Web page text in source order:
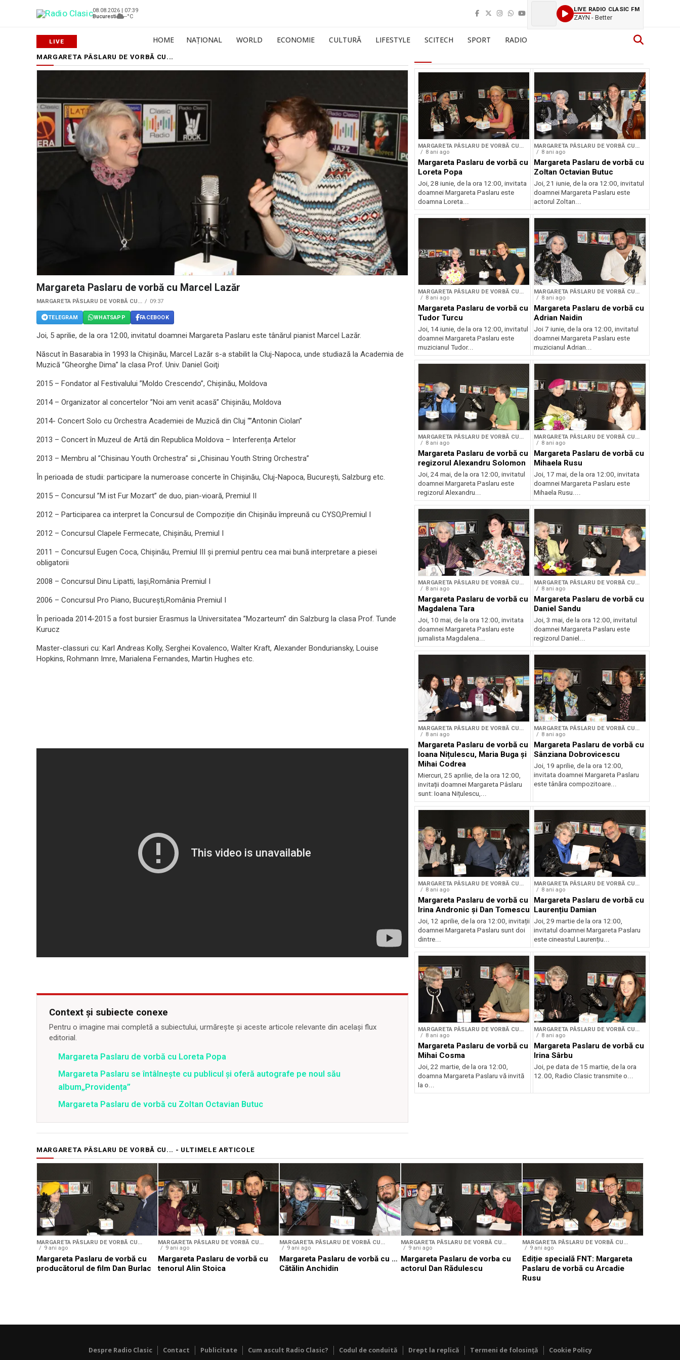
08.08.2026 | 07:39
Bucuresti
--°C
LIVE RADIO CLASIC FM
ZAYN - Better
HOME NAȚIONAL WORLD ECONOMIE CULTURĂ LIFESTYLE SCITECH SPORT RADIO
MARGARETA PÂSLARU DE VORBĂ CU...
Margareta Paslaru de vorbă cu Marcel Lazăr
MARGARETA PÂSLARU DE VORBĂ CU... 09:37
TELEGRAM WHATSAPP FACEBOOK
Joi, 5 aprilie, de la ora 12:00, invitatul doamnei Margareta Paslaru este tânărul pianist Marcel Lazăr.
Născut în Basarabia în 1993 la Chișinău, Marcel Lazăr s-a stabilit la Cluj-Napoca, unde studiază la Academia de
Muzică ”Gheorghe Dima” la clasa Prof. Univ. Daniel Goiţi
2015 – Fondator al Festivalului ”Moldo Crescendo”, Chișinău, Moldova
2014 – Organizator al concertelor ”Noi am venit acasă” Chișinău, Moldova
2014- Concert Solo cu Orchestra Academiei de Muzică din Cluj “”Antonin Ciolan”
2013 – Concert în Muzeul de Artă din Republica Moldova – Interferența Artelor
2013 – Membru al ”Chisinau Youth Orchestra” si „Chisinau Youth String Orchestra”
În perioada de studii: participare la numeroase concerte în Chișinău, Cluj-Napoca, București, Salzburg etc.
2015 – Concursul ”M ist Fur Mozart” de duo, pian-vioară, Premiul II
2012 – Participarea ca interpret la Concursul de Compoziție din Chișinău împreună cu CYSO,Premiul I
2012 – Concursul Clapele Fermecate, Chișinău, Premiul I
2011 – Concursul Eugen Coca, Chișinău, Premiul III și premiul pentru cea mai bună interpretare a piesei
obligatorii
2008 – Concursul Dinu Lipatti, Iași,România Premiul I
2006 – Concursul Pro Piano, București,România Premiul I
În perioada 2014-2015 a fost bursier Erasmus la Universitatea ”Mozarteum” din Salzburg la clasa Prof. Tunde
Kurucz
Master-classuri cu: Karl Andreas Kolly, Serghei Kovalenco, Walter Kraft, Alexander Bonduriansky, Louise
Hopkins, Rohmann Imre, Marialena Fernandes, Martin Hughes etc.
Context și subiecte conexe
Pentru o imagine mai completă a subiectului, urmărește și aceste articole relevante din același flux
editorial.
Margareta Paslaru de vorbă cu Loreta Popa
Margareta Paslaru se întâlnește cu publicul și oferă autografe pe noul său
album„Providența”
Margareta Paslaru de vorbă cu Zoltan Octavian Butuc
MARGARETA PÂSLARU DE VORBĂ CU...
8 ani ago
Margareta Paslaru de vorbă cu
Loreta Popa
Joi, 28 iunie, de la ora 12:00, invitata
doamnei Margareta Paslaru este
doamna Loreta...
MARGARETA PÂSLARU DE VORBĂ CU...
8 ani ago
Margareta Paslaru de vorbă cu
Zoltan Octavian Butuc
Joi, 21 iunie, de la ora 12:00, invitatul
doamnei Margareta Paslaru este
actorul Zoltan...
MARGARETA PÂSLARU DE VORBĂ CU...
8 ani ago
Margareta Paslaru de vorbă cu
Tudor Turcu
Joi, 14 iunie, de la ora 12:00, invitatul
doamnei Margareta Paslaru este
muzicianul Tudor...
MARGARETA PÂSLARU DE VORBĂ CU...
8 ani ago
Margareta Paslaru de vorbă cu
Adrian Naidin
Joi 7 iunie, de la ora 12:00, invitatul
doamnei Margareta Paslaru este
muzicianul Adrian...
MARGARETA PÂSLARU DE VORBĂ CU...
8 ani ago
Margareta Paslaru de vorbă cu
regizorul Alexandru Solomon
Joi, 24 mai, de la ora 12:00, invitatul
doamnei Margareta Paslaru este
regizorul Alexandru...
MARGARETA PÂSLARU DE VORBĂ CU...
8 ani ago
Margareta Paslaru de vorbă cu
Mihaela Rusu
Joi, 17 mai, de la ora 12:00, invitata
doamnei Margareta Paslaru este
Mihaela Rusu....
MARGARETA PÂSLARU DE VORBĂ CU...
8 ani ago
Margareta Paslaru de vorbă cu
Magdalena Tara
Joi, 10 mai, de la ora 12:00, invitata
doamnei Margareta Paslaru este
jurnalista Magdalena...
MARGARETA PÂSLARU DE VORBĂ CU...
8 ani ago
Margareta Paslaru de vorbă cu
Daniel Sandu
Joi, 3 mai, de la ora 12:00, invitatul
doamnei Margareta Paslaru este
regizorul Daniel...
MARGARETA PÂSLARU DE VORBĂ CU...
8 ani ago
Margareta Paslaru de vorbă cu
Ioana Nițulescu, Maria Buga și
Mihai Codrea
Miercuri, 25 aprilie, de la ora 12:00,
invitații doamnei Margareta Pâslaru
sunt: Ioana Nițulescu,...
MARGARETA PÂSLARU DE VORBĂ CU...
8 ani ago
Margareta Paslaru de vorbă cu
Sânziana Dobrovicescu
Joi, 19 aprilie, de la ora 12:00,
invitata doamnei Margareta Paslaru
este tânăra compozitoare...
MARGARETA PÂSLARU DE VORBĂ CU...
8 ani ago
Margareta Paslaru de vorbă cu
Irina Andronic și Dan Tomescu
Joi, 12 aprilie, de la ora 12:00, invitații
doamnei Margareta Paslaru sunt doi
dintre...
MARGARETA PÂSLARU DE VORBĂ CU...
8 ani ago
Margareta Paslaru de vorbă cu
Laurențiu Damian
Joi, 29 martie de la ora 12:00,
invitatul doamnei Margareta Paslaru
este cineastul Laurențiu...
MARGARETA PÂSLARU DE VORBĂ CU...
8 ani ago
Margareta Paslaru de vorbă cu
Mihai Cosma
Joi, 22 martie, de la ora 12:00,
doamna Margareta Paslaru vă invită
la o...
MARGARETA PÂSLARU DE VORBĂ CU...
8 ani ago
Margareta Paslaru de vorbă cu
Irina Sârbu
Joi, pe data de 15 martie, de la ora
12.00, Radio Clasic transmite o...
MARGARETA PÂSLARU DE VORBĂ CU... - ULTIMELE ARTICOLE
MARGARETA PÂSLARU DE VORBĂ CU...
9 ani ago
Margareta Paslaru de vorbă cu
producătorul de film Dan Burlac
MARGARETA PÂSLARU DE VORBĂ CU...
9 ani ago
Margareta Paslaru de vorbă cu
tenorul Alin Stoica
MARGARETA PÂSLARU DE VORBĂ CU...
9 ani ago
Margareta Paslaru de vorbă cu …
Cătălin Anchidin
MARGARETA PÂSLARU DE VORBĂ CU...
9 ani ago
Margareta Paslaru de vorba cu
actorul Dan Rădulescu
MARGARETA PÂSLARU DE VORBĂ CU...
9 ani ago
Ediție specială FNT: Margareta
Paslaru de vorbă cu Arcadie
Rusu
Despre Radio Clasic Contact Publicitate Cum ascult Radio Clasic? Codul de conduită Drept la replică Termeni de folosință Cookie Policy